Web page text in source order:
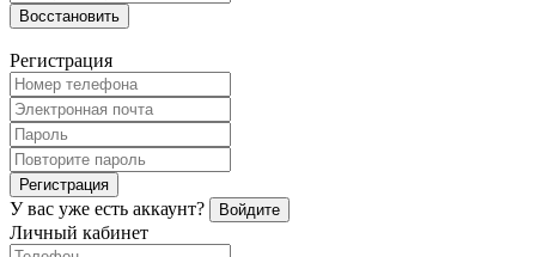
Восстановить
Регистрация
Регистрация
У вас уже есть аккаунт? Войдите
Личный кабинет